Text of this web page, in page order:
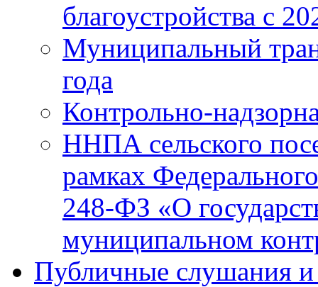
благоустройства с
Муниципальный
года
Контрольно-
ННПА сельского
рамках
248-ФЗ «О
муниципальном
Публичные слушания